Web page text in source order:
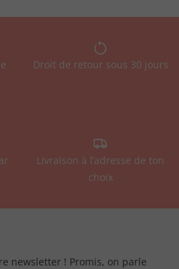
Droit de retour sous 30 jours
Livraison à l’adresse de ton
choix
newsletter ! Promis, on parle